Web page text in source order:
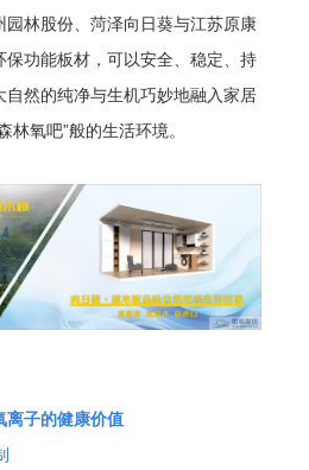
林股份、菏泽向日葵与江苏原康
保功能板材，可以安全、稳定、持
自然的纯净与生机巧妙地融入家居
林氧吧”般的生活环境。
离子的健康价值